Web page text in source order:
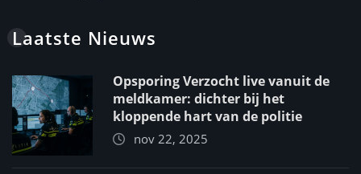
Laatste Nieuws
Opsporing Verzocht live vanuit de
meldkamer: dichter bij het
kloppende hart van de politie
nov 22, 2025